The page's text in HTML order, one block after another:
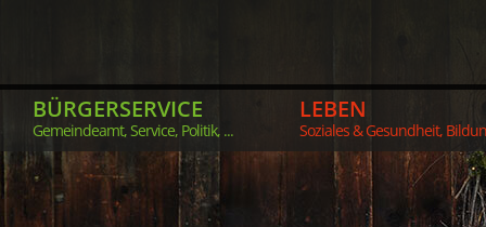
BÜRGERSERVICE
Gemeindeamt, Service, Politik, ...
LEBEN
Soziales & Gesundheit,